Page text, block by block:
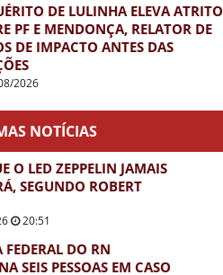
DE LULINHA ELEVA ATRITO
PF E MENDONÇA, RELATOR DE
DE IMPACTO ANTES DAS
2026
NOTÍCIAS
O LED ZEPPELIN JAMAIS
SEGUNDO ROBERT
20:51
FEDERAL DO RN
SEIS PESSOAS EM CASO